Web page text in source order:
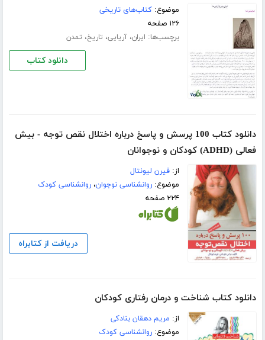
موضوع:کتاب‌های تاریخی
۱۲۶ صفحه
برچسب‌ها: ایران،آریایی، تاریخ، تمدن
دانلود کتاب
دانلود کتاب 100 پرسش و پاسخ درباره اختلال نقص توجه - بیش
فعالی (ADHD) کودکان و نوجوانان
از:فیرن لیونتال
موضوع:روانشناسی نوجوان،روانشناسی کودک
۲۲۴ صفحه
دریافت از کتابراه
دانلود کتاب شناخت و درمان رفتاری کودکان
از: مریم دهقان بنادکی
موضوع:روانشناسی کودک